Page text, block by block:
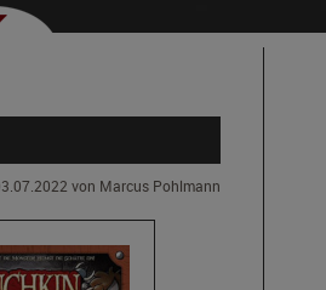
von Marcus Pohlmann